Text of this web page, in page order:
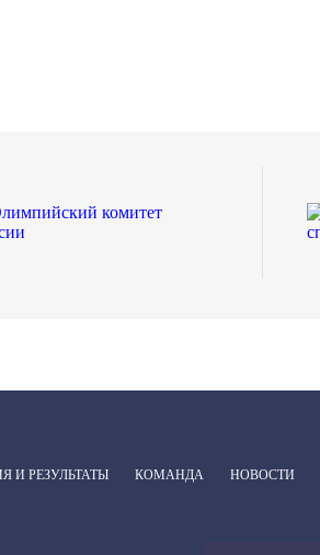
И РЕЗУЛЬТАТЫ КОМАНДА НОВОСТИ